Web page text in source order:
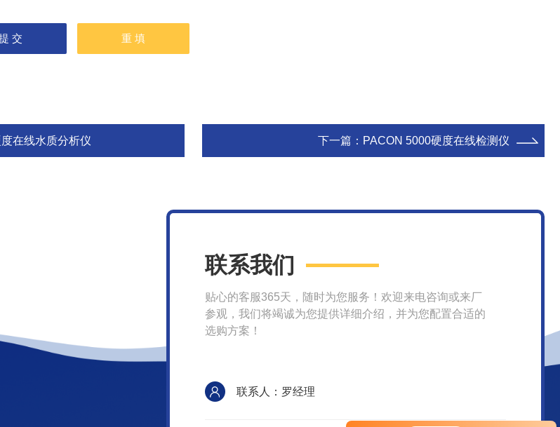
在线水质分析仪 下一篇： PACON 5000硬度在线检测仪
联系我们
贴心的客服365天，随时为您服务！欢迎来电咨询或来厂
参观，我们将竭诚为您提供详细介绍，并为您配置合适的
选购方案！
联系人：罗经理